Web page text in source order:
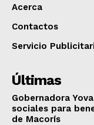
Acerca
Contactos
Servicio
Últimas
Gobernadora
sociales para
de Macorís